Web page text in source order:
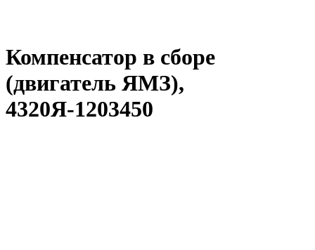
Компенсатор в сборе
(двигатель ЯМЗ),
4320Я-1203450